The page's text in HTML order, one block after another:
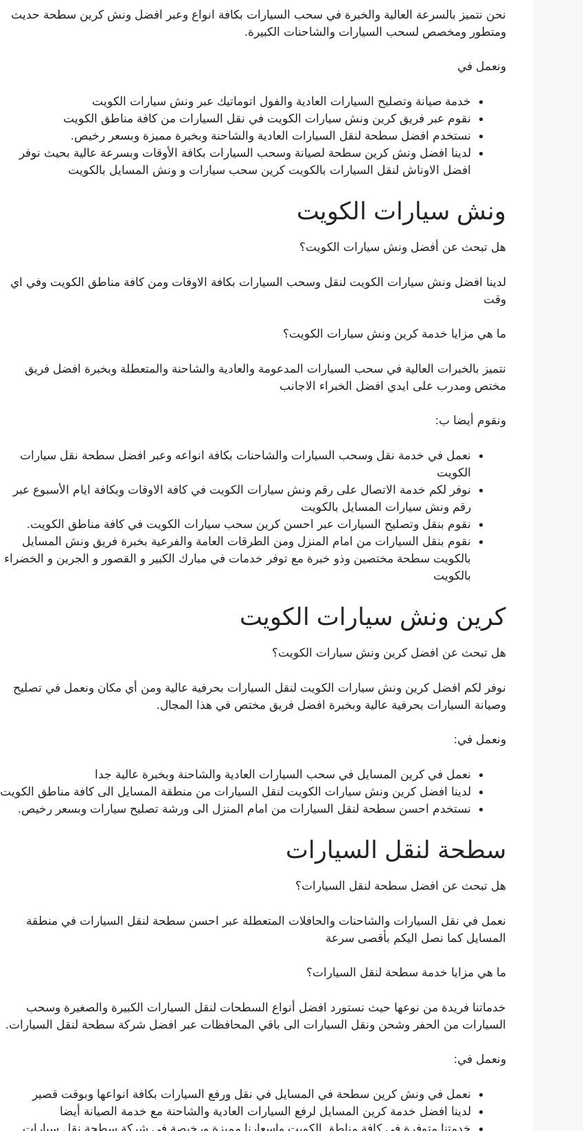
نحن نتميز بالسرعة العالية والخبرة في سحب السيارات بكافة انواع وعبر افضل ونش كرين سطحة حديث
ومتطور ومخصص لسحب السيارات والشاحنات الكبيرة.
ونعمل في
خدمة صيانة وتصليح السيارات العادية والفول اتوماتيك عبر ونش سيارات الكويت
نقوم عبر فريق كرين ونش سيارات الكويت في نقل السيارات من كافة مناطق الكويت
نستخدم افضل سطحة لنقل السيارات العادية والشاحنة وبخبرة مميزة وبسعر رخيص.
لدينا افضل ونش كرين سطحة لصيانة وسحب السيارات بكافة الأوقات وبسرعة عالية بحيث نوفر
افضل الاوناش لنقل السيارات بالكويت كرين سحب سيارات و ونش المسايل بالكويت
ونش سيارات الكويت
هل تبحث عن أفضل ونش سيارات الكويت؟
لدينا افضل ونش سيارات الكويت لنقل وسحب السيارات بكافة الاوقات ومن كافة مناطق الكويت وفي اي
وقت
ما هي مزايا خدمة كرين ونش سيارات الكويت؟
نتميز بالخبرات العالية في سحب السيارات المدعومة والعادية والشاحنة والمتعطلة وبخبرة افضل فريق
مختص ومدرب على ايدي افضل الخبراء الاجانب
ونقوم أيضا ب:
نعمل في خدمة نقل وسحب السيارات والشاحنات بكافة انواعه وعبر افضل سطحة نقل سيارات
الكويت
نوفر لكم خدمة الاتصال على رقم ونش سيارات الكويت في كافة الاوقات وبكافة ايام الأسبوع عبر
رقم ونش سيارات المسايل بالكويت
نقوم بنقل وتصليح السيارات عبر احسن كرين سحب سيارات الكويت في كافة مناطق الكويت.
نقوم بنقل السيارات من امام المنزل ومن الطرقات العامة والفرعية بخبرة فريق ونش المسايل
بالكويت سطحة مختصين وذو خبرة مع توفر خدمات في مبارك الكبير و القصور و الجرين و الخضراء
بالكويت
كرين ونش سيارات الكويت
هل تبحث عن افضل كرين ونش سيارات الكويت؟
نوفر لكم افضل كرين ونش سيارات الكويت لنقل السيارات بحرفية عالية ومن أي مكان ونعمل في تصليح
وصيانة السيارات بحرفية عالية وبخبرة افضل فريق مختص في هذا المجال.
ونعمل في:
نعمل في كرين المسايل في سحب السيارات العادية والشاحنة وبخبرة عالية جدا
لدينا افضل كرين ونش سيارات الكويت لنقل السيارات من منطقة المسايل الى كافة مناطق الكويت
نستخدم احسن سطحة لنقل السيارات من امام المنزل الى ورشة تصليح سيارات وبسعر رخيص.
سطحة لنقل السيارات
هل تبحث عن افضل سطحة لنقل السيارات؟
نعمل في نقل السيارات والشاحنات والحافلات المتعطلة عبر احسن سطحة لنقل السيارات في منطقة
المسايل كما نصل اليكم بأقصى سرعة
ما هي مزايا خدمة سطحة لنقل السيارات؟
خدماتنا فريدة من نوعها حيث نستورد افضل أنواع السطحات لنقل السيارات الكبيرة والصغيرة وسحب
السيارات من الحفر وشحن ونقل السيارات الى باقي المحافظات عبر افضل شركة سطحة لنقل السيارات.
ونعمل في:
نعمل في ونش كرين سطحة في المسايل في نقل ورفع السيارات بكافة انواعها وبوقت قصير
لدينا افضل خدمة كرين المسايل لرفع السيارات العادية والشاحنة مع خدمة الصيانة أيضا
خدمتنا متوفرة في كافة مناطق الكويت واسعارنا مميزة ورخيصة في شركة سطحة نقل سيارات